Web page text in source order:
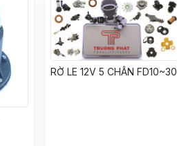
RỜ LE 12V 5 CHÂN FD10~30